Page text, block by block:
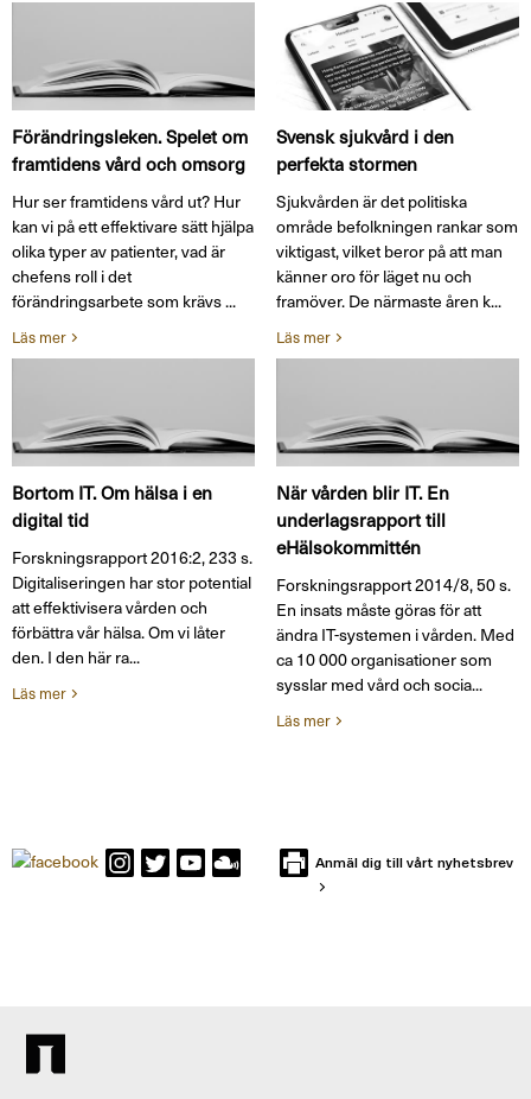
Förändringsleken. Spelet om
framtidens vård och omsorg
Hur ser framtidens vård ut? Hur
kan vi på ett effektivare sätt hjälpa
olika typer av patienter, vad är
chefens roll i det
förändringsarbete som krävs ...
Läs mer
Svensk sjukvård i den
perfekta stormen
Sjukvården är det politiska
område befolkningen rankar som
viktigast, vilket beror på att man
känner oro för läget nu och
framöver. De närmaste åren k...
Läs mer
Bortom IT. Om hälsa i en
digital tid
Forskningsrapport 2016:2, 233 s.
Digitaliseringen har stor potential
att effektivisera vården och
förbättra vår hälsa. Om vi låter
den. I den här ra...
Läs mer
När vården blir IT. En
underlagsrapport till
eHälsokommittén
Forskningsrapport 2014/8, 50 s.
En insats måste göras för att
ändra IT-systemen i vården. Med
ca 10 000 organisationer som
sysslar med vård och socia...
Läs mer
Anmäl dig till vårt nyhetsbrev